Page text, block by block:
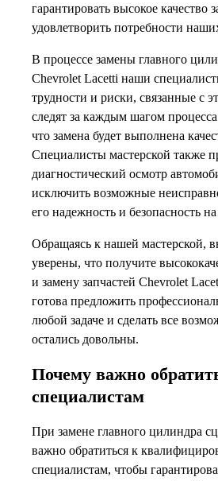
гарантировать высокое качество
удовлетворить потребности
В процессе замены главного
Chevrolet Lacetti наши
трудности и риски, связанные с
следят за каждым шагом
что замена будет выполнена
Специалисты мастерской также
диагностический осмотр
исключить возможные
его надежность и безопасность
Обращаясь к нашей мастерской,
уверены, что получите
и замену запчастей Chevrolet
готова предложить
любой задаче и сделать все
остались довольны.
Почему важно
специалистам
При замене главного цилиндра
важно обратиться к
специалистам, чтобы